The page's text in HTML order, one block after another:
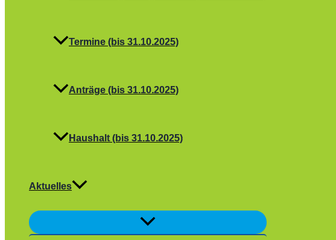
Termine (bis 31.10.2025)
Anträge (bis 31.10.2025)
Haushalt (bis 31.10.2025)
Aktuelles
Menü